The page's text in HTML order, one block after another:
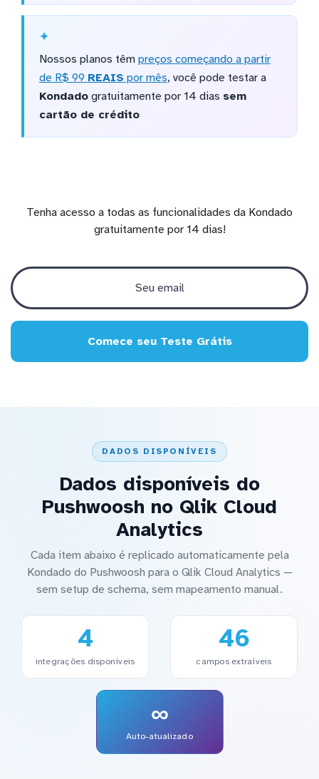
Nossos planos têm preços começando a partir
de R$ 99 REAIS por mês, você pode testar a
Kondadogratuitamente por 14 dias sem
cartão de crédito
Tenha acesso a todas as funcionalidades da Kondado
gratuitamente por 14 dias!
Comece seu Teste Grátis
DADOS DISPONÍVEIS
Dados disponíveis do
Pushwoosh no Qlik Cloud
Analytics
Cada item abaixo é replicado automaticamente pela
Kondado do Pushwoosh para o Qlik Cloud Analytics —
sem setup de schema, sem mapeamento manual.
4
integrações disponíveis
46
campos extraíveis
∞
Auto-atualizado